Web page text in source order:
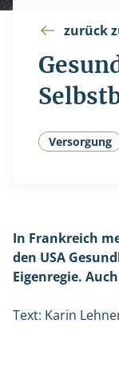
zurück
Versorgung
In Frankreich
den USA
Eigenregie.
Text: Karin